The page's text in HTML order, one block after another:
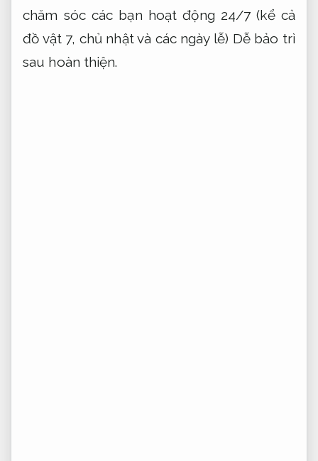
chăm sóc các bạn hoạt động 24/7 (kể cả
đồ vật 7, chủ nhật và các ngày lễ) Dễ bảo trì
sau hoàn thiện.